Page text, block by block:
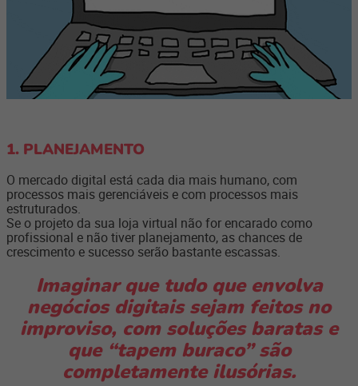
1. PLANEJAMENTO
O mercado digital está cada dia mais humano, com
processos mais gerenciáveis e com processos mais
estruturados.
Se o projeto da sua loja virtual não for encarado como
profissional e não tiver planejamento, as chances de
crescimento e sucesso serão bastante escassas.
Imaginar que tudo que envolva
negócios digitais sejam feitos no
improviso, com soluções baratas e
que “tapem buraco” são
completamente ilusórias.